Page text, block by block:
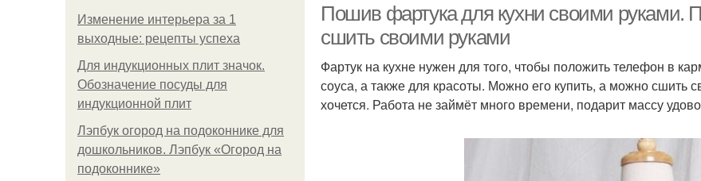
Изменение интерьера за 1
выходные: рецепты успеха
Для индукционных плит значок.
Обозначение посуды для
индукционной плит
Лэпбук огород на подоконнике для
дошкольников. Лэпбук «Огород на
подоконнике»
Фартук для зеленой Фартук из мозаики
Пошив фартука для кухни своими руками.
сшить своими руками
Фартук на кухне нужен для того, чтобы положить телефон в
соуса, а также для красоты. Можно его купить, а можно сшить
хочется. Работа не займёт много времени, подарит массу